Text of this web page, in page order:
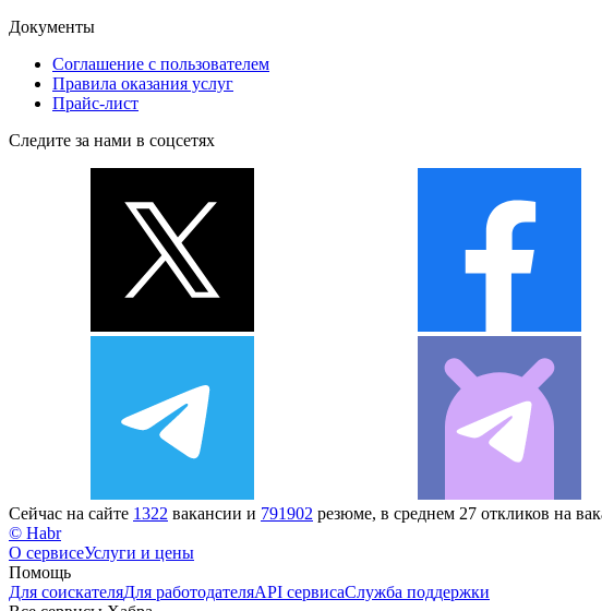
Документы
Соглашение с пользователем
Правила оказания услуг
Прайс-лист
Следите за нами в соцсетях
Сейчас на сайте 1322 вакансии и 791902 резюме, в среднем 27 откликов на
© Habr
О сервисеУслуги и цены
Помощь
Для соискателяДля работодателяAPI сервисаСлужба поддержки